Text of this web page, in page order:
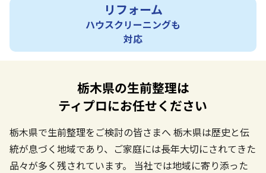
リフォーム
ハウスクリーニングも
対応
栃木県の生前整理は
ティプロにお任せください
栃木県で生前整理をご検討の皆さまへ 栃木県は歴史と伝
統が息づく地域であり、ご家庭には長年大切にされてきた
品々が多く残されています。
当社では地域に寄り添った